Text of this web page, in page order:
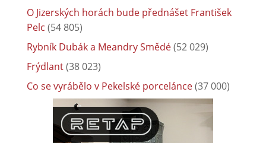
O Jizerských horách bude přednášet František
Pelc (54 805)
Rybník Dubák a Meandry Smědé(52 029)
Frýdlant(38 023)
Co se vyrábělo v Pekelské porcelánce(37 000)